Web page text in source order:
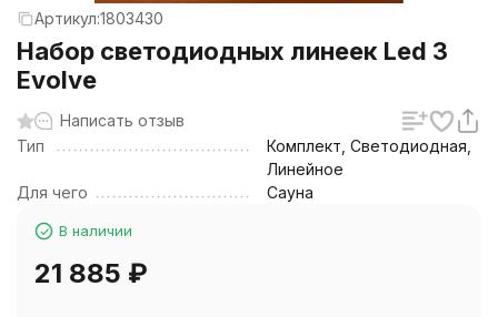
Артикул:1803430
Набор светодиодных линеек Led 3
Evolve
Написать отзыв
Тип
Комплект, Светодиодная,
Линейное
Для чего
Сауна
В наличии
21 885 ₽